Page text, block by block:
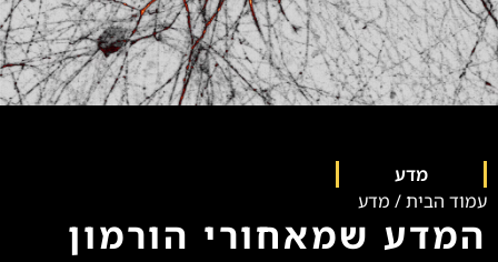
מדע
עמוד הבית/ מדע
המדע שמאחורי הורמון